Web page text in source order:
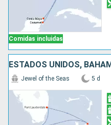
Comidas incluidas
ESTADOS UNIDOS,
Jewel of the Seas 5 d